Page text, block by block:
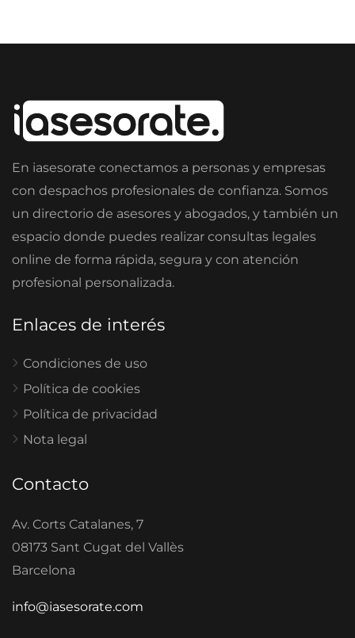
En iasesorate conectamos a personas y empresas
con despachos profesionales de confianza. Somos
un directorio de asesores y abogados, y también un
espacio donde puedes realizar consultas legales
online de forma rápida, segura y con atención
profesional personalizada.
Enlaces de interés
Condiciones de uso
Política de cookies
Política de privacidad
Nota legal
Contacto
Av. Corts Catalanes, 7
08173 Sant Cugat del Vallès
Barcelona
info@iasesorate.com